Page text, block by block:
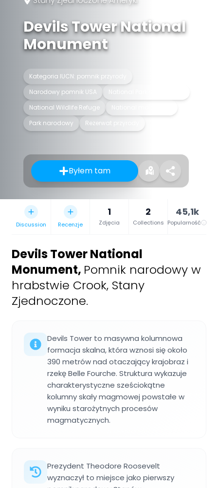
Devils Tower National
Monument
Kategoria IUCN: pomnik przyrody
Narodowy pomnik USA
National Wildlife Refuge
Park narodowy
Rezerwat przyrody
Byłem tam
Discussion Recenzje
1
Zdjęcia
2
Collections
45,1k
Popularność
Devils Tower National
Monument, Pomnik narodowy w
hrabstwie Crook, Stany
Zjednoczone.
Devils Tower to masywna kolumnowa
formacja skalna, która wznosi się około
390 metrów nad otaczający krajobraz i
rzekę Belle Fourche. Struktura wykazuje
charakterystyczne sześciokątne
kolumny skały magmowej powstałe w
wyniku starożytnych procesów
magmatycznych.
Prezydent Theodore Roosevelt
wyznaczył to miejsce jako pierwszy